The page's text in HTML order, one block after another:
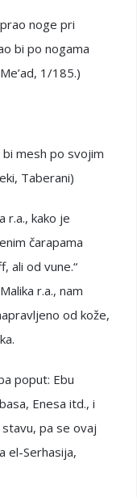
noge pri
bi po nogama
1/185.)
bi mesh po svojim
Taberani)
r.a., kako je
čarapama
ali od vune.“
r.a., nam
od kože,
poput: Ebu
Enesa itd., i
pa se ovaj
el-Serhasija,